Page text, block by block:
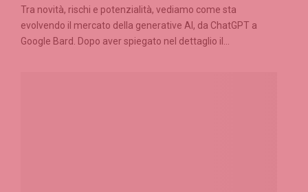
Tra novità, rischi e potenzialità, vediamo come sta
evolvendo il mercato della generative AI, da ChatGPT a
Google Bard. Dopo aver spiegato nel dettaglio il...